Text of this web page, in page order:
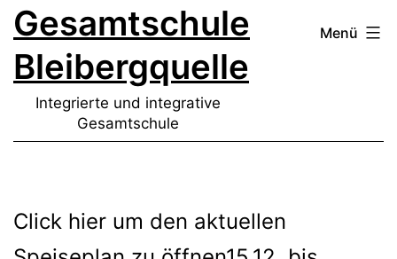
Zum
Inhalt
springen
Gesamtschule
Bleibergquelle
Integrierte und integrative
Gesamtschule
Menü
Click hier um den aktuellen